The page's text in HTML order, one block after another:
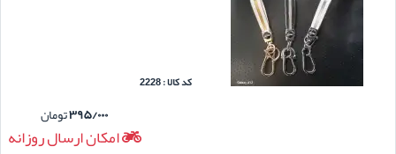
کد کالا : 2228
۳۹۵/۰۰۰تومان
امکان ارسال روزانه